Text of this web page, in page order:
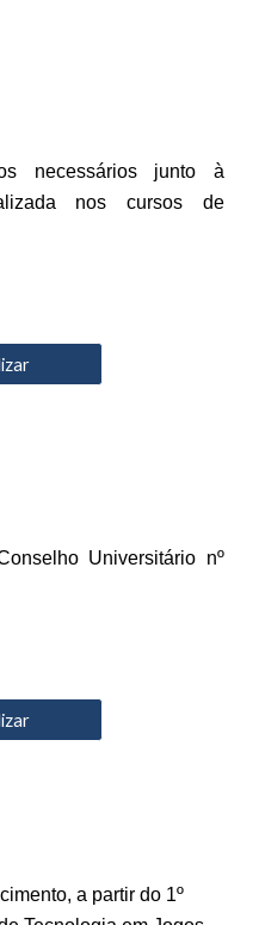
necessários junto à
nos cursos de
Universitário nº
a partir do 1º